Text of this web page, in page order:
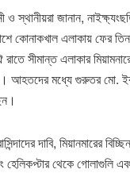
ও স্থানীয়রা জানান,
কোনাকখাল এলাকায় ফের
সীমান্ত এলাকার
মধ্যে গুরুতর মো.
দাবি, মিয়ানমারের
হেলিকপ্টার থেকে গোলাগুলি